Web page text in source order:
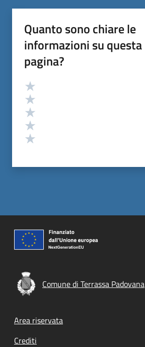
Quanto sono chiare le
informazioni su questa
pagina?
Valutazione
Comune di Terrassa Padovana
Footer menu
Area riservata
Crediti